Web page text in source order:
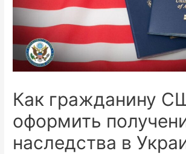
Как гражданину
оформить
наследства в